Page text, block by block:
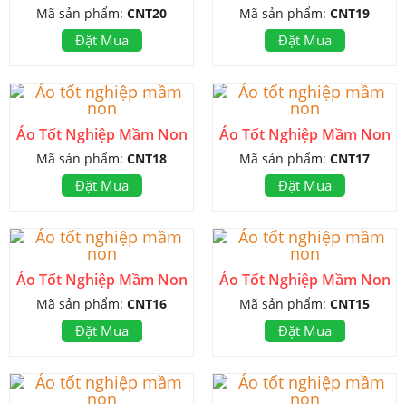
Mã sản phẩm: CNT20
Đặt Mua
Mã sản phẩm: CNT19
Đặt Mua
Áo Tốt Nghiệp Mầm Non
Mã sản phẩm: CNT18
Đặt Mua
Áo Tốt Nghiệp Mầm Non
Mã sản phẩm: CNT17
Đặt Mua
Áo Tốt Nghiệp Mầm Non
Mã sản phẩm: CNT16
Đặt Mua
Áo Tốt Nghiệp Mầm Non
Mã sản phẩm: CNT15
Đặt Mua